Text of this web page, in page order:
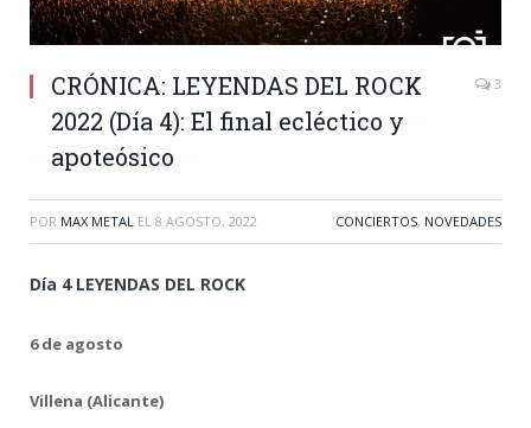
CRÓNICA: LEYENDAS DEL ROCK
2022 (Día 4): El final ecléctico y
apoteósico
3
POR MAX METAL EL 8 AGOSTO, 2022 CONCIERTOS, NOVEDADES
Día 4 LEYENDAS DEL ROCK
6 de agosto
Villena (Alicante)